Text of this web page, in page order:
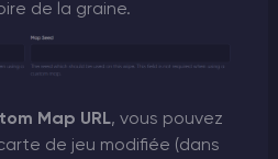
de la graine.
Map URL, vous pouvez
de jeu modifiée (dans